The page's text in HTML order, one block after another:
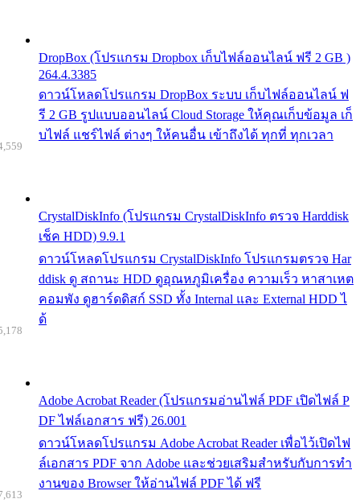
DropBox (โปรแกรม Dropbox เก็บไฟล์ออนไลน์ ฟรี 2 GB )
264.4.3385
ดาวน์โหลดโปรแกรม DropBox ระบบ เก็บไฟล์ออนไลน์ ฟ
รี 2 GB รูปแบบออนไลน์ Cloud Storage ให้คุณเก็บข้อมูล เก็
บไฟล์ แชร์ไฟล์ ต่างๆ ให้คนอื่น เข้าถึงได้ ทุกที่ ทุกเวลา
CrystalDiskInfo (โปรแกรม CrystalDiskInfo ตรวจ Harddisk
เช็ค HDD) 9.9.1
ดาวน์โหลดโปรแกรม CrystalDiskInfo โปรแกรมตรวจ Har
ddisk ดู สถานะ HDD ดูอุณหภูมิเครื่อง ความเร็ว หาสาเหต
คอมพัง ดูฮาร์ดดิสก์ SSD ทั้ง Internal และ External HDD ไ
ด้
Adobe Acrobat Reader (โปรแกรมอ่านไฟล์ PDF เปิดไฟล์ P
DF ไฟล์เอกสาร ฟรี) 26.001
ดาวน์โหลดโปรแกรม Adobe Acrobat Reader เพื่อไว้เปิดไฟ
ล์เอกสาร PDF จาก Adobe และช่วยเสริมสำหรับกับการทำ
งานของ Browser ให้อ่านไฟล์ PDF ได้ ฟรี